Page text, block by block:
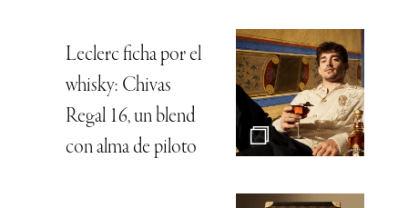
Leclerc ficha por el
whisky: Chivas
Regal 16, un blend
con alma de piloto